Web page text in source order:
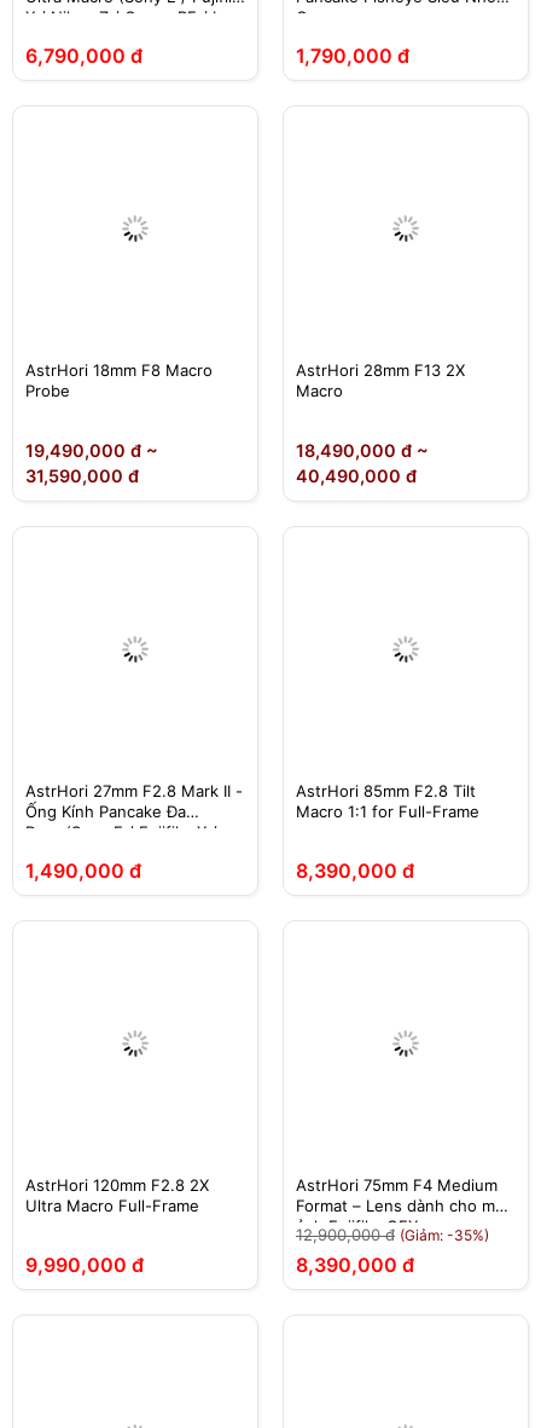
X / Nikon Z / Canon RF / L-
6,790,000 đ
Gọn
1,790,000 đ
AstrHori 18mm F8 Macro
Probe
19,490,000 đ ~
31,590,000 đ
AstrHori 28mm F13 2X
Macro
18,490,000 đ ~
40,490,000 đ
AstrHori 27mm F2.8 Mark II -
Ống Kính Pancake Đa
Dụng(Sony E / Fujifilm X /
1,490,000 đ
AstrHori 85mm F2.8 Tilt
Macro 1:1 for Full-Frame
8,390,000 đ
AstrHori 120mm F2.8 2X
Ultra Macro Full-Frame
9,990,000 đ
AstrHori 75mm F4 Medium
Format – Lens dành cho máy
ảnh Fujifilm GFX
12,900,000 đ (Giảm: -35%)
8,390,000 đ